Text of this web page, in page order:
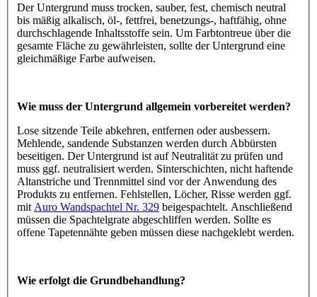
Der Untergrund muss trocken, sauber, fest, chemisch neutral
bis mäßig alkalisch, öl-, fettfrei, benetzungs-, haftfähig, ohne
durchschlagende Inhaltsstoffe sein. Um Farbtontreue über die
gesamte Fläche zu gewährleisten, sollte der Untergrund eine
gleichmäßige Farbe aufweisen.
Wie muss der Untergrund allgemein vorbereitet werden?
Lose sitzende Teile abkehren, entfernen oder ausbessern.
Mehlende, sandende Substanzen werden durch Abbürsten
beseitigen. Der Untergrund ist auf Neutralität zu prüfen und
muss ggf. neutralisiert werden. Sinterschichten, nicht haftende
Altanstriche und Trennmittel sind vor der Anwendung des
Produkts zu entfernen. Fehlstellen, Löcher, Risse werden ggf.
mit Auro Wandspachtel Nr. 329 beigespachtelt. Anschließend
müssen die Spachtelgrate abgeschliffen werden. Sollte es
offene Tapetennähte geben müssen diese nachgeklebt werden.
Wie erfolgt die Grundbehandlung?